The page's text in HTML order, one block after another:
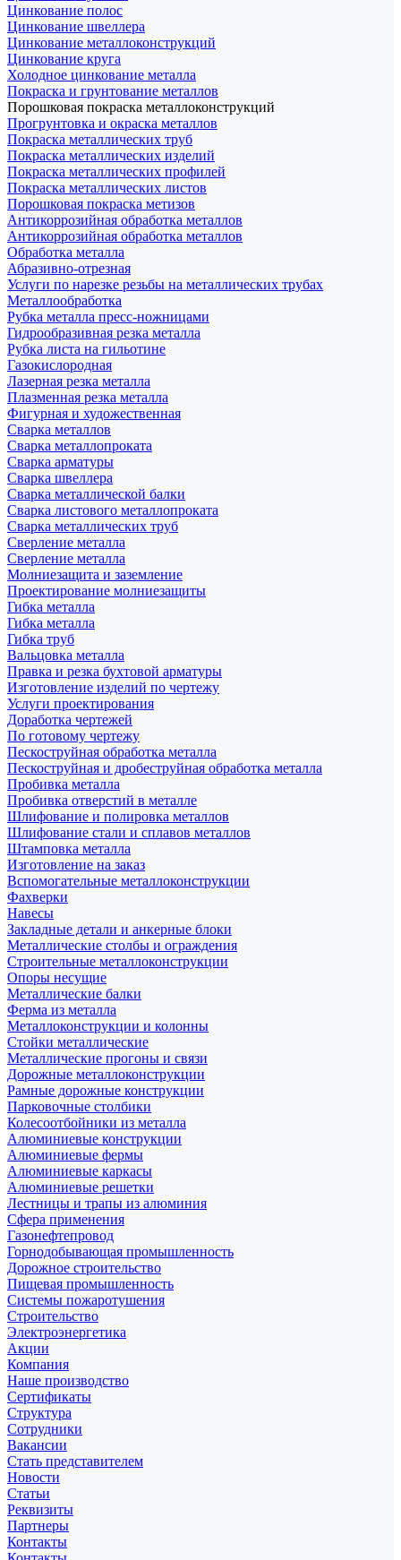
Цинкование полос
Цинкование швеллера
Цинкование металлоконструкций
Цинкование круга
Холодное цинкование металла
Покраска и грунтование металлов
Порошковая покраска металлоконструкций
Прогрунтовка и окраска металлов
Покраска металлических труб
Покраска металлических изделий
Покраска металлических профилей
Покраска металлических листов
Порошковая покраска метизов
Антикоррозийная обработка металлов
Антикоррозийная обработка металлов
Обработка металла
Абразивно-отрезная
Услуги по нарезке резьбы на металлических трубах
Металлообработка
Рубка металла пресс-ножницами
Гидрообразивная резка металла
Рубка листа на гильотине
Газокислородная
Лазерная резка металла
Плазменная резка металла
Фигурная и художественная
Сварка металлов
Сварка металлопроката
Сварка арматуры
Сварка швеллера
Сварка металлической балки
Сварка листового металлопроката
Сварка металлических труб
Сверление металла
Сверление металла
Молниезащита и заземление
Проектирование молниезащиты
Гибка металла
Гибка металла
Гибка труб
Вальцовка металла
Правка и резка бухтовой арматуры
Изготовление изделий по чертежу
Услуги проектирования
Доработка чертежей
По готовому чертежу
Пескоструйная обработка металла
Пескоструйная и дробеструйная обработка металла
Пробивка металла
Пробивка отверстий в металле
Шлифование и полировка металлов
Шлифование стали и сплавов металлов
Штамповка металла
Изготовление на заказ
Вспомогательные металлоконструкции
Фахверки
Навесы
Закладные детали и анкерные блоки
Металлические столбы и ограждения
Строительные металлоконструкции
Опоры несущие
Металлические балки
Ферма из металла
Металлоконструкции и колонны
Стойки металлические
Металлические прогоны и связи
Дорожные металлоконструкции
Рамные дорожные конструкции
Парковочные столбики
Колесоотбойники из металла
Алюминиевые конструкции
Алюминиевые фермы
Алюминиевые каркасы
Алюминиевые решетки
Лестницы и трапы из алюминия
Сфера применения
Газонефтепровод
Горнодобывающая промышленность
Дорожное строительство
Пищевая промышленность
Системы пожаротушения
Строительство
Электроэнергетика
Акции
Компания
Наше производство
Сертификаты
Структура
Сотрудники
Вакансии
Стать представителем
Новости
Статьи
Реквизиты
Партнеры
Контакты